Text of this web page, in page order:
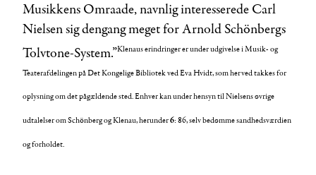
Musikkens Omraade, navnlig interesserede Carl
Nielsen sig dengang meget for Arnold Schönbergs
Tolvtone-System.”Klenaus erindringer er under udgivelse i Musik- og
Teaterafdelingen på Det Kongelige Bibliotek ved Eva Hvidt, som herved takkes for
oplysning om det pågældende sted. Enhver kan under hensyn til Nielsens øvrige
udtalelser om Schönberg og Klenau, herunder6: 86, selv bedømme sandhedsværdien
og forholdet.